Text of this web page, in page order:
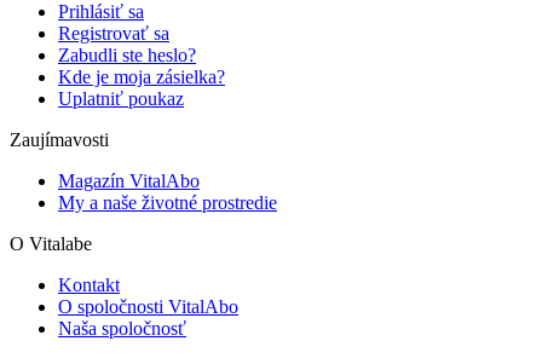
Prihlásiť sa
Registrovať sa
Zabudli ste heslo?
Kde je moja zásielka?
Uplatniť poukaz
Zaujímavosti
Magazín VitalAbo
My a naše životné prostredie
O Vitalabe
Kontakt
O spoločnosti VitalAbo
Naša spoločnosť